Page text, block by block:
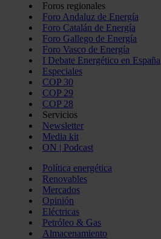
Foros regionales
Foro Andaluz de Energía
Foro Catalán de Energía
Foro Gallego de Energía
Foro Vasco de Energía
I Debate Energético en España
Especiales
COP 30
COP 29
COP 28
Servicios
Newsletter
Media kit
ON | Podcast
Política energética
Renovables
Mercados
Opinión
Eléctricas
Petróleo & Gas
Almacenamiento